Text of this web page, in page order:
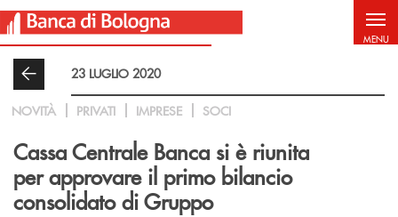
Salta al contenuto principale
MENU
23 LUGLIO 2020
NOVITÀ PRIVATI IMPRESE SOCI
Cassa Centrale Banca si è riunita
per approvare il primo bilancio
consolidato di Gruppo